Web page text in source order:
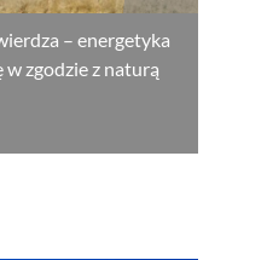
– energetyka
zgodzie z naturą